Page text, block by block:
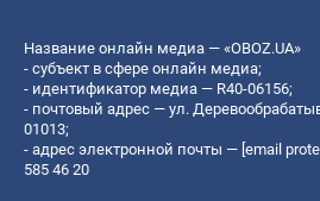
Название онлайн медиа — «OBOZ.UA»
- субъект в сфере онлайн медиа;
- идентификатор медиа — R40-06156;
- почтовый адрес — ул.
01013;
- адрес электронной почты — [email
585 46 20